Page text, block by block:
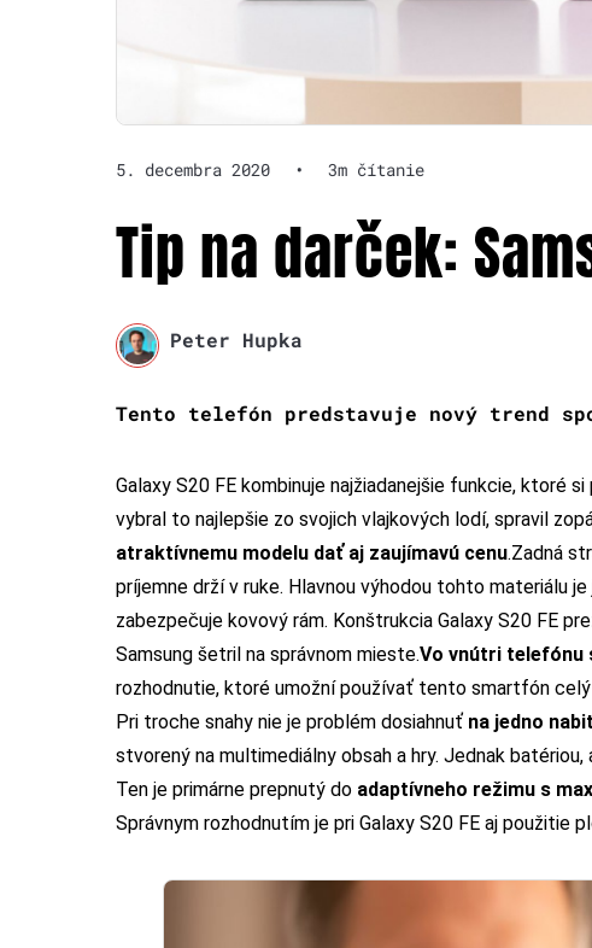
5. decembra 2020 • 3m čítanie
Tip na darček:
Peter Hupka
Tento telefón predstavuje nový trend
Galaxy S20 FE kombinuje najžiadanejšie funkcie, ktoré
vybral to najlepšie zo svojich vlajkových lodí, spravil
atraktívnemu modelu dať aj zaujímavú cenu.Zadná
príjemne drží v ruke. Hlavnou výhodou tohto materiálu
zabezpečuje kovový rám. Konštrukcia Galaxy S20 FE
Samsung šetril na správnom mieste.Vo vnútri telefónu
rozhodnutie, ktoré umožní používať tento smartfón
Pri troche snahy nie je problém dosiahnuť na jedno
stvorený na multimediálny obsah a hry. Jednak
Ten je primárne prepnutý do adaptívneho režimu s
Správnym rozhodnutím je pri Galaxy S20 FE aj použitie